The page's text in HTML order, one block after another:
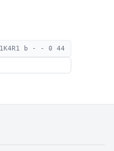
1K4R1 b - - 0 44